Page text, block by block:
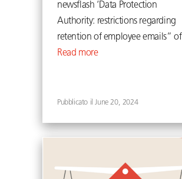
newsflash ‘Data Protection
Authority: restrictions regarding
retention of employee emails”
Read more
June 20, 2024